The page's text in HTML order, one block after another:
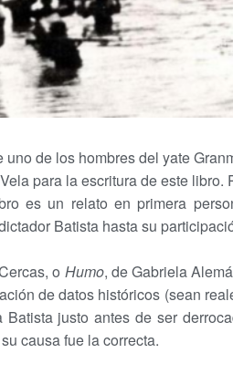
de los hombres del yate
para la escritura de este
es un relato en primera
Batista hasta su
o Humo, de Gabriela
de datos históricos (sean
justo antes de ser
causa fue la correcta.